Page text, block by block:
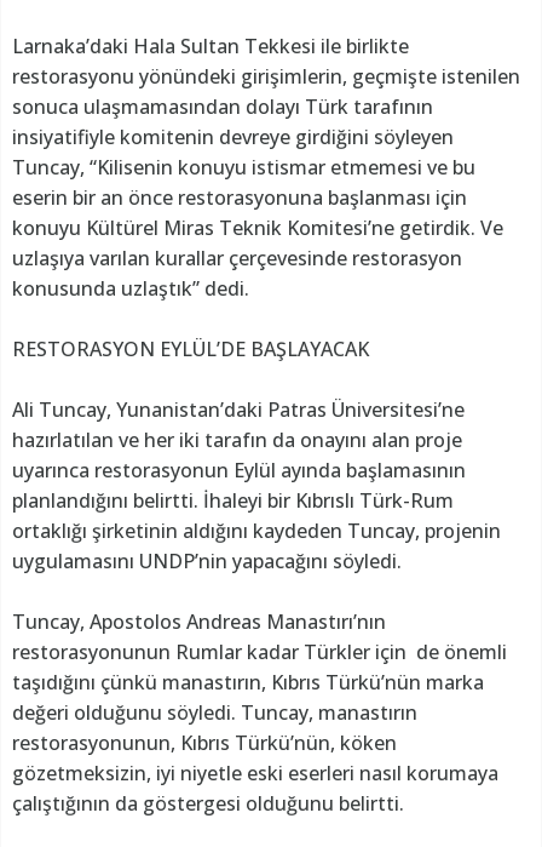
Larnaka’daki Hala Sultan Tekkesi ile birlikte
restorasyonu yönündeki girişimlerin, geçmişte istenilen
sonuca ulaşmamasından dolayı Türk tarafının
insiyatifiyle komitenin devreye girdiğini söyleyen
Tuncay, “Kilisenin konuyu istismar etmemesi ve bu
eserin bir an önce restorasyonuna başlanması için
konuyu Kültürel Miras Teknik Komitesi’ne getirdik. Ve
uzlaşıya varılan kurallar çerçevesinde restorasyon
konusunda uzlaştık” dedi.
RESTORASYON EYLÜL’DE BAŞLAYACAK
Ali Tuncay, Yunanistan’daki Patras Üniversitesi’ne
hazırlatılan ve her iki tarafın da onayını alan proje
uyarınca restorasyonun Eylül ayında başlamasının
planlandığını belirtti. İhaleyi bir Kıbrıslı Türk-Rum
ortaklığı şirketinin aldığını kaydeden Tuncay, projenin
uygulamasını UNDP’nin yapacağını söyledi.
Tuncay, Apostolos Andreas Manastırı’nın
restorasyonunun Rumlar kadar Türkler için de önemli
taşıdığını çünkü manastırın, Kıbrıs Türkü’nün marka
değeri olduğunu söyledi. Tuncay, manastırın
restorasyonunun, Kıbrıs Türkü’nün, köken
gözetmeksizin, iyi niyetle eski eserleri nasıl korumaya
çalıştığının da göstergesi olduğunu belirtti.